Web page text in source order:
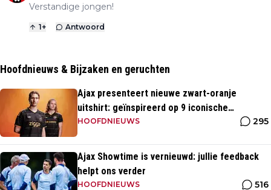
Verstandige jongen!
1+ Antwoord
Hoofdnieuws & Bijzaken en geruchten
Ajax presenteert nieuwe zwart-oranje
uitshirt: geïnspireerd op 9 iconische
momenten uit clubhistorie
HOOFDNIEUWS 295
Ajax Showtime is vernieuwd: jullie feedback
helpt ons verder
HOOFDNIEUWS 516